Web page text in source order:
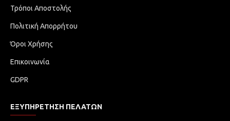
Τρόποι Αποστολής
Πολιτική Απορρήτου
Όροι Χρήσης
Επικοινωνία
GDPR
ΕΞΥΠΗΡΈΤΗΣΗ ΠΕΛΑΤΏΝ